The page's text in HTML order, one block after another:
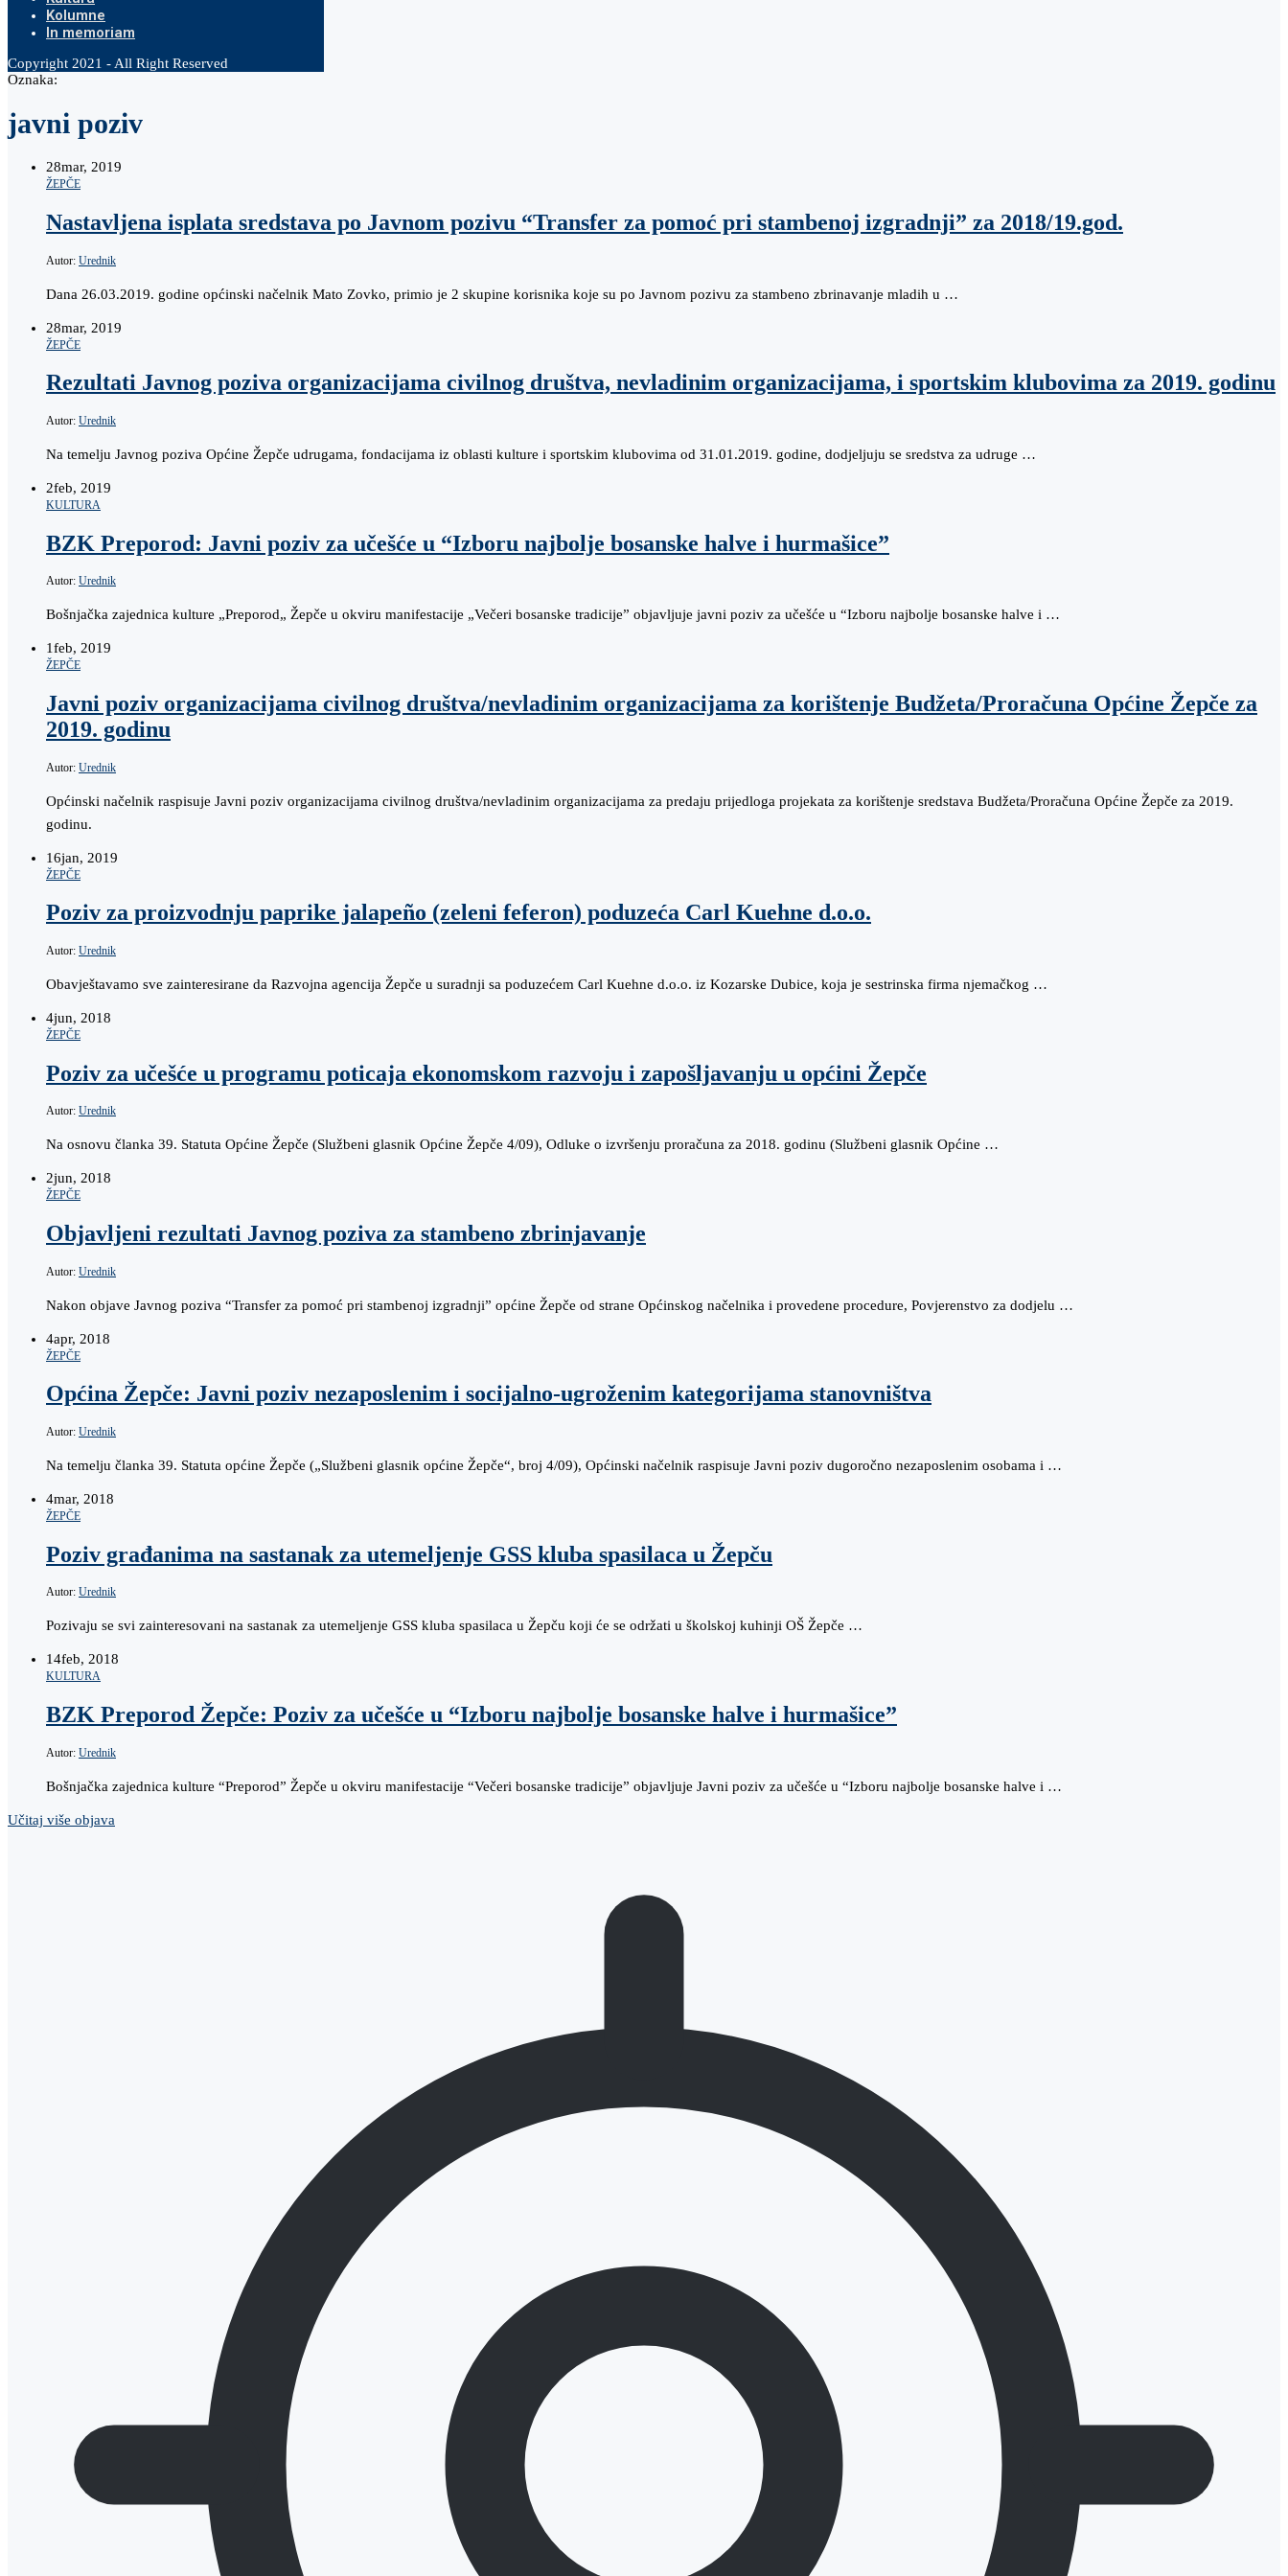
Kolumne
In memoriam
Copyright 2021 - All Right Reserved
Oznaka:
javni poziv
28mar, 2019
ŽEPČE
Nastavljena isplata sredstava po Javnom pozivu “Transfer za pomoć pri stambenoj izgradnji” za 2018/19.god.
Autor: Urednik
Dana 26.03.2019. godine općinski načelnik Mato Zovko, primio je 2 skupine korisnika koje su po Javnom pozivu za stambeno zbrinavanje mladih u …
28mar, 2019
ŽEPČE
Rezultati Javnog poziva organizacijama civilnog društva, nevladinim organizacijama, i sportskim klubovima za 2019. godinu
Autor: Urednik
Na temelju Javnog poziva Općine Žepče udrugama, fondacijama iz oblasti kulture i sportskim klubovima od 31.01.2019. godine, dodjeljuju se sredstva za udruge …
2feb, 2019
KULTURA
BZK Preporod: Javni poziv za učešće u “Izboru najbolje bosanske halve i hurmašice”
Autor: Urednik
Bošnjačka zajednica kulture „Preporod„ Žepče u okviru manifestacije „Večeri bosanske tradicije” objavljuje javni poziv za učešće u “Izboru najbolje bosanske halve i …
1feb, 2019
ŽEPČE
Javni poziv organizacijama civilnog društva/nevladinim organizacijama za korištenje Budžeta/Proračuna Općine Žepče za
2019. godinu
Autor: Urednik
Općinski načelnik raspisuje Javni poziv organizacijama civilnog društva/nevladinim organizacijama za predaju prijedloga projekata za korištenje sredstava Budžeta/Proračuna Općine Žepče za 2019.
godinu.
16jan, 2019
ŽEPČE
Poziv za proizvodnju paprike jalapeño (zeleni feferon) poduzeća Carl Kuehne d.o.o.
Autor: Urednik
Obavještavamo sve zainteresirane da Razvojna agencija Žepče u suradnji sa poduzećem Carl Kuehne d.o.o. iz Kozarske Dubice, koja je sestrinska firma njemačkog …
4jun, 2018
ŽEPČE
Poziv za učešće u programu poticaja ekonomskom razvoju i zapošljavanju u općini Žepče
Autor: Urednik
Na osnovu članka 39. Statuta Općine Žepče (Službeni glasnik Općine Žepče 4/09), Odluke o izvršenju proračuna za 2018. godinu (Službeni glasnik Općine …
2jun, 2018
ŽEPČE
Objavljeni rezultati Javnog poziva za stambeno zbrinjavanje
Autor: Urednik
Nakon objave Javnog poziva “Transfer za pomoć pri stambenoj izgradnji” općine Žepče od strane Općinskog načelnika i provedene procedure, Povjerenstvo za dodjelu …
4apr, 2018
ŽEPČE
Općina Žepče: Javni poziv nezaposlenim i socijalno-ugroženim kategorijama stanovništva
Autor: Urednik
Na temelju članka 39. Statuta općine Žepče („Službeni glasnik općine Žepče“, broj 4/09), Općinski načelnik raspisuje Javni poziv dugoročno nezaposlenim osobama i …
4mar, 2018
ŽEPČE
Poziv građanima na sastanak za utemeljenje GSS kluba spasilaca u Žepču
Autor: Urednik
Pozivaju se svi zainteresovani na sastanak za utemeljenje GSS kluba spasilaca u Žepču koji će se održati u školskoj kuhinji OŠ Žepče …
14feb, 2018
KULTURA
BZK Preporod Žepče: Poziv za učešće u “Izboru najbolje bosanske halve i hurmašice”
Autor: Urednik
Bošnjačka zajednica kulture “Preporod” Žepče u okviru manifestacije “Večeri bosanske tradicije” objavljuje Javni poziv za učešće u “Izboru najbolje bosanske halve i …
Učitaj više objava